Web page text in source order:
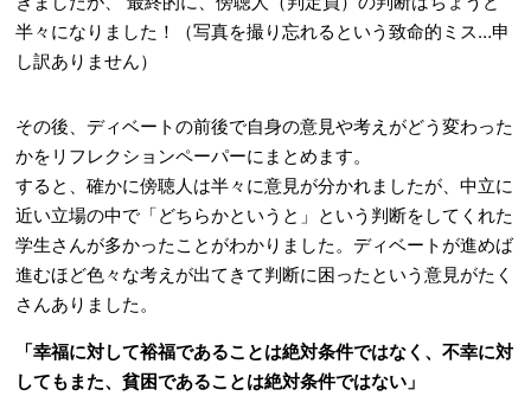
半々になりました！（写真を撮り忘れるという致命的ミス…申
し訳ありません）
その後、ディベートの前後で自身の意見や考えがどう変わった
かをリフレクションペーパーにまとめます。
すると、確かに傍聴人は半々に意見が分かれましたが、中立に
近い立場の中で「どちらかというと」という判断をしてくれた
学生さんが多かったことがわかりました。ディベートが進めば
進むほど色々な考えが出てきて判断に困ったという意見がたく
さんありました。
「幸福に対して裕福であることは絶対条件ではなく、不幸に対
してもまた、貧困であることは絶対条件ではない」